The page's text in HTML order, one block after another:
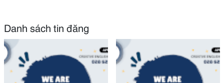
Danh sách tin đăng